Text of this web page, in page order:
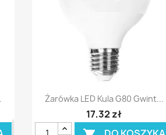
Szybki podgląd
Żarówka LED Kula G80 Gwint...
17,32 zł